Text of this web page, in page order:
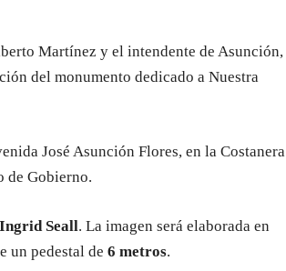
Martínez y el intendente de Asunción,
del monumento dedicado a Nuestra
José Asunción Flores, en la Costanera
de Gobierno.
Ingrid Seall. La imagen será elaborada en
un pedestal de 6 metros.